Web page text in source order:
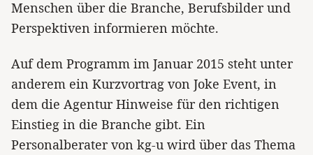
Menschen über die Branche, Berufsbilder und
Perspektiven informieren möchte.
Auf dem Programm im Januar 2015 steht unter
anderem ein Kurzvortrag von Joke Event, in
dem die Agentur Hinweise für den richtigen
Einstieg in die Branche gibt. Ein
Personalberater von kg-u wird über das Thema